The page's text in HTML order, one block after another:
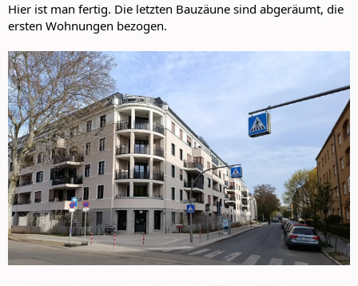
Hier ist man fertig. Die letzten Bauzäune sind abgeräumt, die
ersten Wohnungen bezogen.